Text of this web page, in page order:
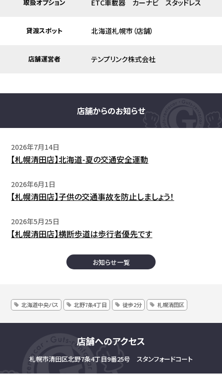
取扱オプション ETC車載器 カーナビ スタッドレス
貸渡スポット 北海道札幌市（店舗）
店舗運営者 テンプリンク株式会社
店舗からのお知らせ
2026年7月14日
【札幌清田店】北海道-夏の交通安全運動
2026年6月1日
【札幌清田店】子供の交通事故を防止しましょう！
2026年5月25日
【札幌清田店】横断歩道は歩行者優先です
お知らせ一覧
北海道中央バス 北野7条4丁目 徒歩2分 札幌清田区
店舗へのアクセス
札幌市清田区北野7条4丁目9番25号 スタンフォードコート